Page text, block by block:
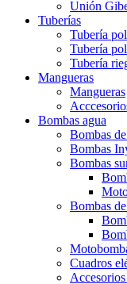
Unión
Tuberías
Tubería
Tubería
Tubería
Mangueras
Mangueras
Bombas agua
Bombas
Bombas
Bombas
Bombas
Cuadros